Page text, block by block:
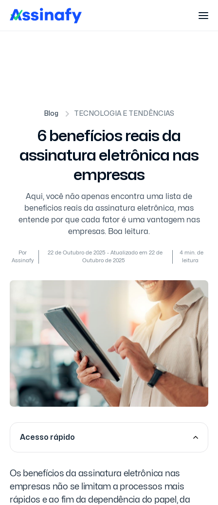
Blog TECNOLOGIA E TENDÊNCIAS
6 benefícios reais da
assinatura eletrônica nas
empresas
Aqui, você não apenas encontra uma lista de
benefícios reais da assinatura eletrônica, mas
entende por que cada fator é uma vantagem nas
empresas. Boa leitura.
Por
Assinafy
22 de Outubro de 2025 - Atualizado em 22 de
Outubro de 2025
4 min. de
leitura
Acesso rápido
Os benefícios da assinatura eletrônica nas
empresas não se limitam a processos mais
rápidos e ao fim da dependência do papel, da